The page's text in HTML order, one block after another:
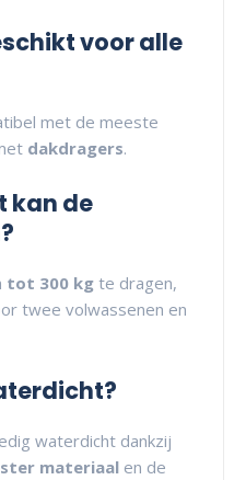
voor alle
met de meeste
dakdragers.
kan de
tot 300 kg te dragen,
twee volwassenen en
waterdicht dankzij
materiaal en de